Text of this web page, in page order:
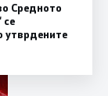
Средното
се
утврдените